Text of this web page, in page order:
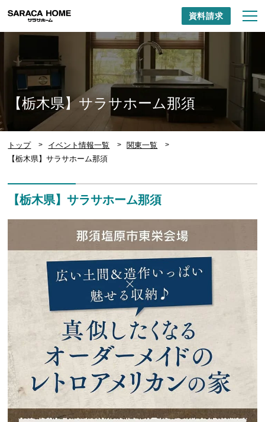
資料請求
【栃木県】サラサホーム那須
トップ イベント情報一覧
関東一覧
【栃木県】サラサホーム那須
【栃木県】サラサホーム那須